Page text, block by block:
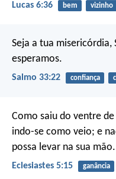
Lucas 6:36 bem vizinho
Seja a tua misericórdia,
esperamos.
Salmo 33:22 confiança
Como saiu do ventre de
indo-se como veio; e
possa levar na sua mão.
Eclesiastes 5:15 ganância